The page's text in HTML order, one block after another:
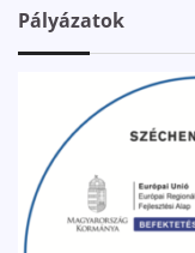
Pályázatok